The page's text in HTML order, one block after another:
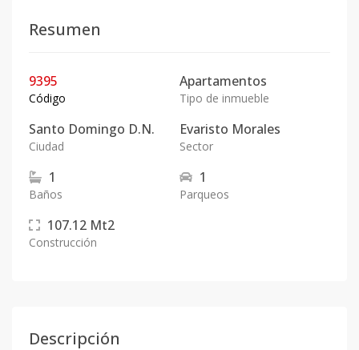
Resumen
9395
Código
Apartamentos
Tipo de inmueble
Santo Domingo D.N.
Ciudad
Evaristo Morales
Sector
1
Baños
1
Parqueos
107.12 Mt2
Construcción
Descripción